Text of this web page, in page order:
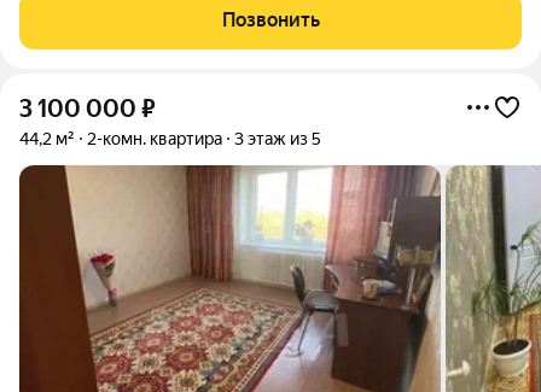
кухня, сан. узел)- все в очень хорошем состоянии.В квартире
поизведен косметический ремонт,
Позвонить
3 100 000 ₽
44,2 м² 2-комн. квартира 3 этаж из 5